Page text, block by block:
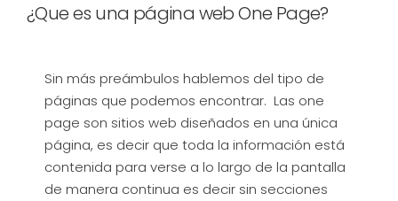
¿Que es una página web One Page?
Sin más preámbulos hablemos del tipo de
páginas que podemos encontrar. Las one
page son sitios web diseñados en una única
página, es decir que toda la información está
contenida para verse a lo largo de la pantalla
de manera continua es decir sin secciones